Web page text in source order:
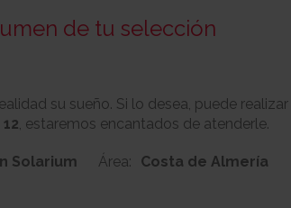
de tu selección
su sueño. Si lo desea, puede
, estaremos encantados de atenderle.
Solarium Área: Costa de Almería